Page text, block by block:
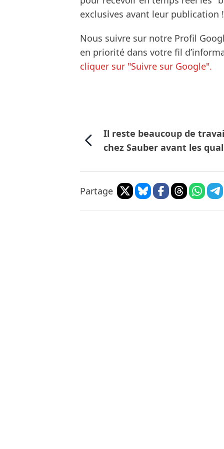
exclusives avant leur publication !
Nous suivre sur notre Profil
en priorité dans votre fil
cliquer sur "Suivre sur Google".
Il reste beaucoup de
chez Sauber avant les
Partage